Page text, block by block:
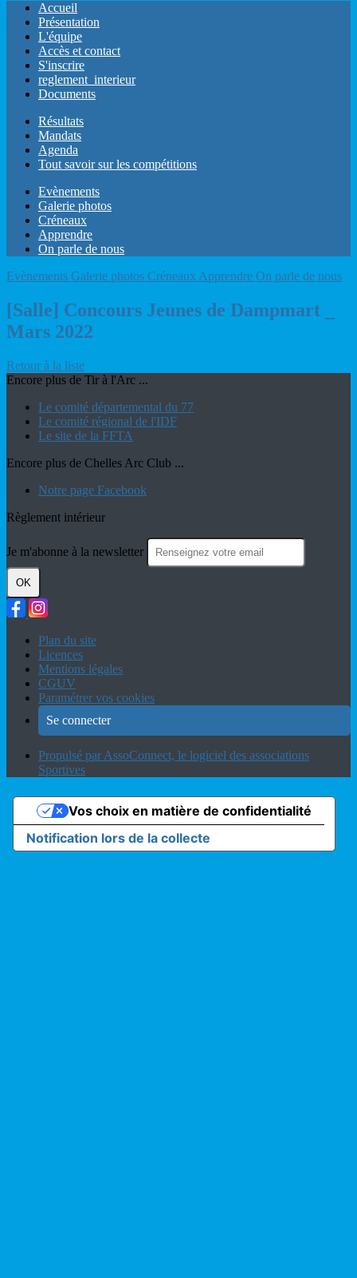
Accueil
Présentation
L'équipe
Accès et contact
S'inscrire
reglement_interieur
Documents
Résultats
Mandats
Agenda
Tout savoir sur les compétitions
Evènements
Galerie photos
Créneaux
Apprendre
On parle de nous
Evènements Galerie photos Créneaux Apprendre On parle de nous
[Salle] Concours Jeunes de Dampmart _
Mars 2022
Retour à la liste
Encore plus de Tir à l'Arc ...
Le comité départemental du 77
Le comité régional de l'IDF
Le site de la FFTA
Encore plus de Chelles Arc Club ...
Notre page Facebook
Règlement intérieur
Je m'abonne à la newsletter
OK
Plan du site
Licences
Mentions légales
CGUV
Paramétrer vos cookies
Se connecter
Propulsé par AssoConnect, le logiciel des associations
Sportives
Notification lors de la collecte
Vos choix en matière de confidentialité